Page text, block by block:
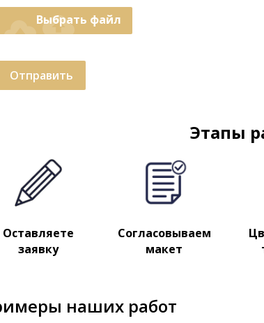
cloud_upload
Выбрать файл
Отправить
Этапы
Оставляете
заявку
Согласовываем
макет
наших работ